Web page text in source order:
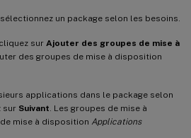
, sélectionnez un package selon les besoins.
sur Ajouter des groupes de mise à
des groupes de mise à disposition
applications dans le package selon
sur Suivant . Les groupes de mise à
mise à disposition Applications